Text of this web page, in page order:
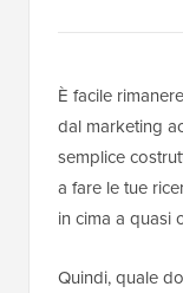
È facile
dal marketing
semplice
a fare le tue
in cima a quasi
Quindi, quale